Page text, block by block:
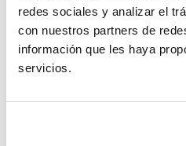
redes sociales y analizar el
con nuestros partners de
información que les haya
servicios.